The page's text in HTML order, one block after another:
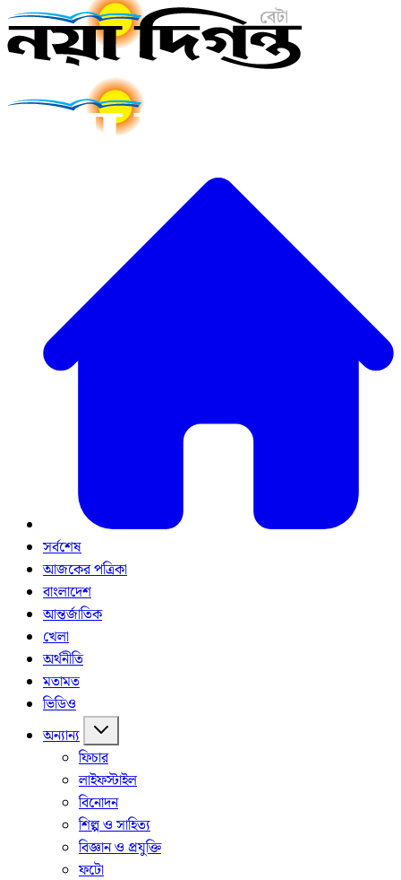
সর্বশেষ
আজকের পত্রিকা
বাংলাদেশ
আন্তর্জাতিক
খেলা
অর্থনীতি
মতামত
ভিডিও
অন্যান্য
ফিচার
লাইফস্টাইল
বিনোদন
শিল্প ও সাহিত্য
বিজ্ঞান ও প্রযুক্তি
ফটো